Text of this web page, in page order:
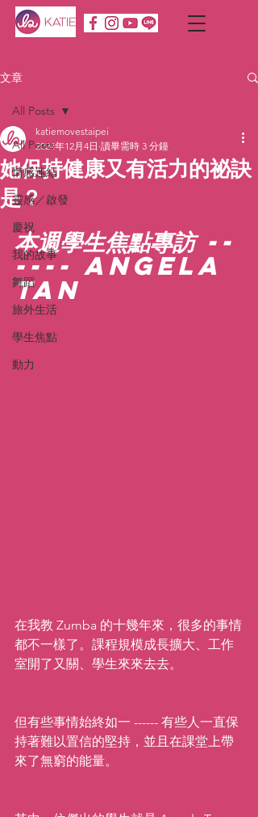
文章
All Posts
情感連結
靈感／啟發
慶祝
我的故事
舞蹈
旅外生活
學生焦點
動力
All Posts
她保持健康又有活力的祕訣
是？
katiemovestaipei
2024年12月4日 讀畢需時 3 分鐘
本週學生焦點專訪 --
---- Angela
Tan
在我教 Zumba 的十幾年來，很多的事情
都不一樣了。課程規模成長擴大、工作
室開了又關、學生來來去去。
但有些事情始終如一 ------ 有些人一直保
持著難以置信的堅持，並且在課堂上帶
來了無窮的能量。